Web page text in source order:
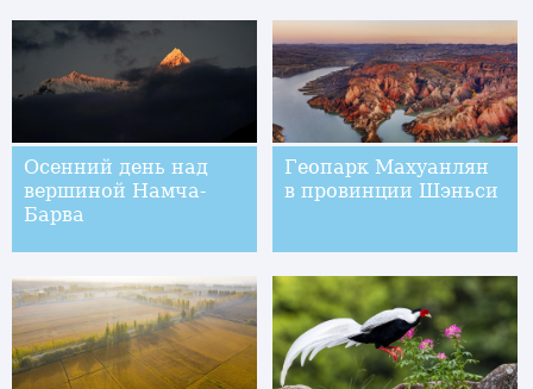
Осенний день над
вершиной Намча-
Барва
Геопарк Махуанлян
в провинции Шэньси